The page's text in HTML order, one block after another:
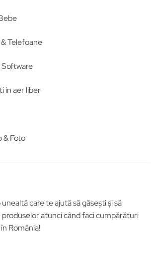
Telefoane
Software
in aer liber
& Foto
care te ajută să găsești și să
atunci când faci cumpărături
România!